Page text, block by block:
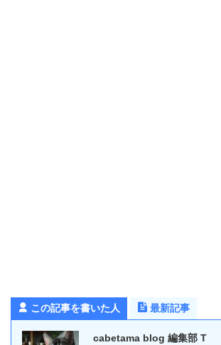
この記事を書いた人 最新記事
cabetama blog 編集部 T